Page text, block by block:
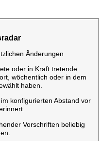
Änderungen
oder in Kraft tretende
wöchentlich oder in dem
haben.
konfigurierten Abstand vor
Vorschriften beliebig